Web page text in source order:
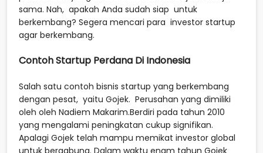
sama. Nah, apakah Anda sudah siap untuk
berkembang? Segera mencari para investor startup
agar berkembang.
Contoh Startup Perdana Di Indonesia
Salah satu contoh bisnis startup yang berkembang
dengan pesat, yaitu Gojek. Perusahan yang dimiliki
oleh oleh Nadiem Makarim.Berdiri pada tahun 2010
yang mengalami peningkatan cukup signifikan.
Apalagi Gojek telah mampu memikat investor global
untuk bergabung. Dalam waktu enam tahun Gojek